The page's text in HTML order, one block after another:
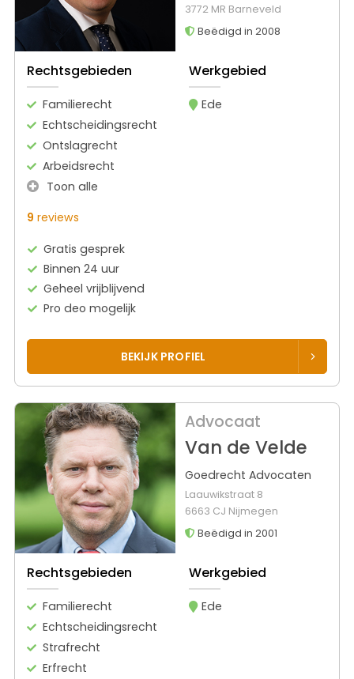
3772 MR Barneveld
Beëdigd in 2008
Rechtsgebieden
Familierecht
Echtscheidingsrecht
Ontslagrecht
Arbeidsrecht
Toon alle
Werkgebied
Ede
9 reviews
Gratis gesprek
Binnen 24 uur
Geheel vrijblijvend
Pro deo mogelijk
BEKIJK PROFIEL
Advocaat
Van de Velde
Goedrecht Advocaten
Laauwikstraat 8
6663 CJ Nijmegen
Beëdigd in 2001
Rechtsgebieden
Familierecht
Echtscheidingsrecht
Strafrecht
Erfrecht
Werkgebied
Ede